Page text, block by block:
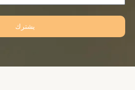
يشترك